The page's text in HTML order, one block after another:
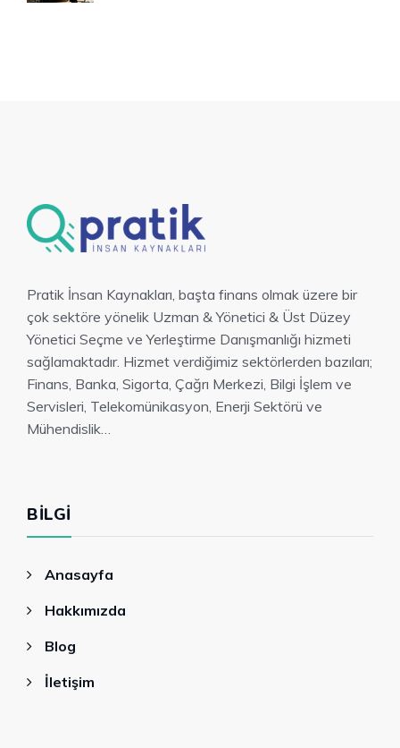
Pratik İnsan Kaynakları, başta finans olmak üzere bir
çok sektöre yönelik Uzman & Yönetici & Üst Düzey
Yönetici Seçme ve Yerleştirme Danışmanlığı hizmeti
sağlamaktadır. Hizmet verdiğimiz sektörlerden bazıları;
Finans, Banka, Sigorta, Çağrı Merkezi, Bilgi İşlem ve
Servisleri, Telekomünikasyon, Enerji Sektörü ve
Mühendislik…
BILGI
Anasayfa
Hakkımızda
Blog
İletişim